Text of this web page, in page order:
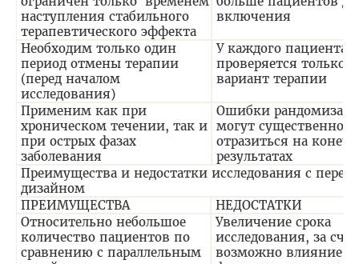
наступления стабильного
терапевтического эффекта
включения
Необходим только один
период отмены терапии
(перед началом
исследования)
У каждого пациента
проверяется только
вариант терапии
Применим как при
хроническом течении, так и
при острых фазах
заболевания
Ошибки
могут существенно
отразиться на
результатах
Преимущества и недостатки исследования с
дизайном
ПРЕИМУЩЕСТВА
НЕДОСТАТКИ
Относительно небольшое
количество пациентов по
сравнению с параллельным
Увеличение срока
исследования, за
возможно влияние